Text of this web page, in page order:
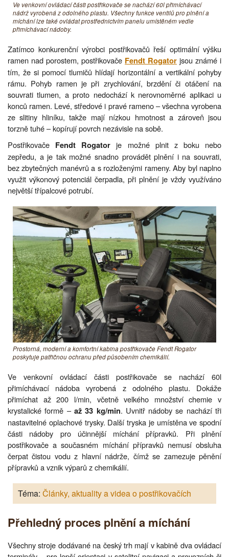
Ve venkovní ovládací části postřikovače se nachází 60l přimíchávací
nádrž vyrobená z odolného plastu. Všechny funkce ventilů pro plnění a
míchání lze také ovládat prostřednictvím panelu umístěném vedle
přimíchávací nádoby.
Zatímco konkurenční výrobci postřikovačů řeší optimální výšku
ramen nad porostem, postřikovače Fendt Rogator jsou známé i
tím, že si pomocí tlumičů hlídají horizontální a vertikální pohyby
rámu. Pohyb ramen je při zrychlování, brzdění či otáčení na
souvrati tlumen, a proto nedochází k nerovnoměrné aplikaci u
konců ramen. Levé, středové i pravé rameno – všechna vyrobena
ze slitiny hliníku, takže mají nízkou hmotnost a zároveň jsou
torzně tuhé – kopírují povrch nezávisle na sobě.
Postřikovače Fendt Rogator je možné plnit z boku nebo
zepředu, a je tak možné snadno provádět plnění i na souvrati,
bez zbytečných manévrů a s rozloženými rameny. Aby byl naplno
využit výkonový potenciál čerpadla, při plnění je vždy využíváno
největší třípalcové potrubí.
Prostorná, moderní a komfortní kabina postřikovače Fendt Rogator
poskytuje patřičnou ochranu před působením chemikálií.
Ve venkovní ovládací části postřikovače se nachází 60l
přimíchávací nádoba vyrobená z odolného plastu. Dokáže
přimíchat až 200 l/min, včetně velkého množství chemie v
krystalické formě – až 33 kg/min. Uvnitř nádoby se nachází tři
nastavitelné oplachové trysky. Další tryska je umístěna ve spodní
části nádoby pro účinnější míchání přípravků. Při plnění
postřikovače a současném míchání přípravků nemusí obsluha
čerpat čistou vodu z hlavní nádrže, čímž se zamezuje pěnění
přípravků a vznik výparů z chemikálií.
Téma: Články, aktuality a videa o postřikovačích
Přehledný proces plnění a míchání
Všechny stroje dodávané na český trh mají v kabině dva ovládací